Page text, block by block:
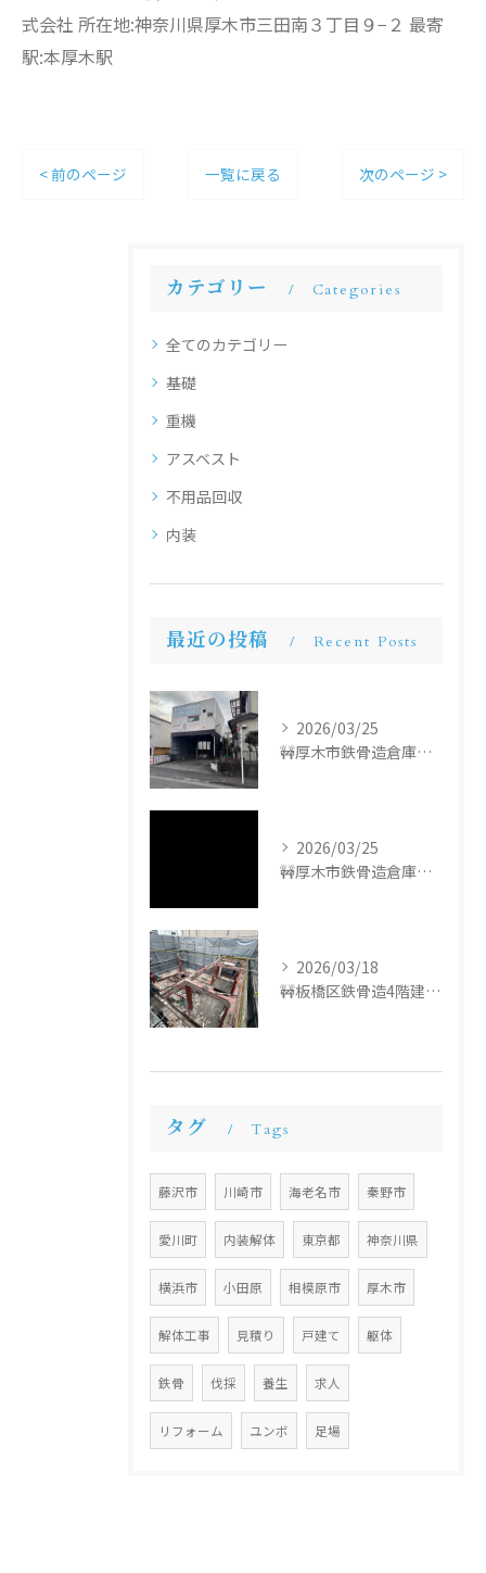
式会社 所在地:神奈川県厚木市三田南３丁目９−２ 最寄
駅:本厚木駅
< 前のページ 一覧に戻る 次のページ >
カテゴリー Categories
全てのカテゴリー
基礎
重機
アスベスト
不用品回収
内装
最近の投稿 Recent Posts
2026/03/25
🚧厚木市鉄骨造倉庫解体工事🚧
2026/03/25
🚧厚木市鉄骨造倉庫解体工事🚧
2026/03/18
🚧板橋区鉄骨造4階建て解体工事🚧
タグ Tags
藤沢市 川崎市 海老名市 秦野市
愛川町 内装解体 東京都 神奈川県
横浜市 小田原 相模原市 厚木市
解体工事 見積り 戸建て 躯体
鉄骨 伐採 養生 求人
リフォーム ユンボ 足場